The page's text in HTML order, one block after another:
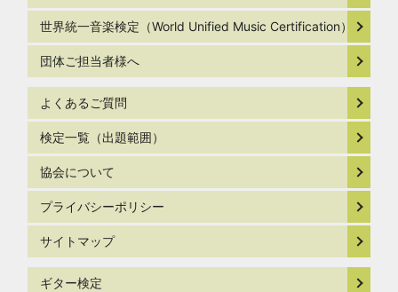
世界統一音楽検定（World Unified Music Certification）
団体ご担当者様へ
よくあるご質問
検定一覧（出題範囲）
協会について
プライバシーポリシー
サイトマップ
ギター検定